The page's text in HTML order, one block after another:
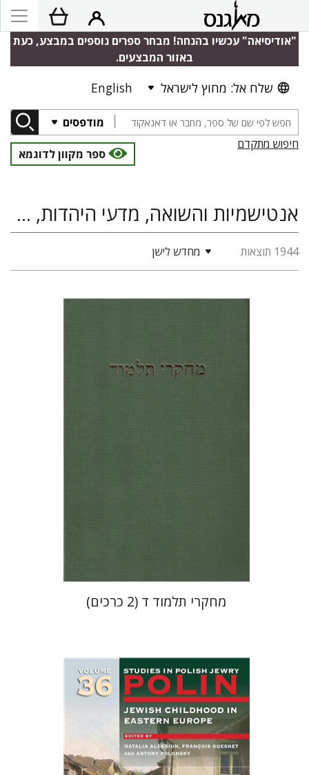
"אודיסיאה" עכשיו בהנחה! מבחר ספרים נוספים במבצע, כעת
באזור המבצעים.
שלח אל: מחוץ לישראל English
מודפסים
חיפוש מתקדם
ספר מקוון לדוגמא
אנטישמיות והשואה, מדעי היהדות, היסטוריה, אנטישמיות
1944 תוצאות מחדש לישן
שלמה נאה יואב רוזנטל
מחקרי תלמוד ד (2 כרכים)
François Guesnet
אלקסיון
אנטוני פולונסקי